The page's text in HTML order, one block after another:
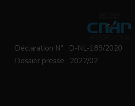
Déclaration N° : D-NL-189/2020
Dossier presse : 2022/02